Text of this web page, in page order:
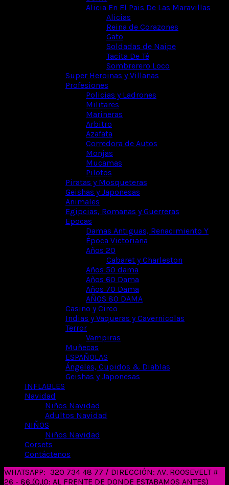
Alicia En El Pais De Las Maravillas
Alicias
Reina de Corazones
Gato
Soldadas de Naipe
Tacita De Té
Sombrerero Loco
Super Heroinas y Villanas
Profesiones
Policias y Ladrones
Militares
Marineras
Arbitro
Azafata
Corredora de Autos
Monjas
Mucamas
Pilotos
Piratas y Mosqueteras
Geishas y Japonesas
Animales
Egipcias, Romanas y Guerreras
Epocas
Damas Antiguas, Renacimiento Y
Época Victoriana
Años 20
Cabaret y Charleston
Años 50 dama
Años 60 Dama
Años 70 Dama
AÑOS 80 DAMA
Casino y Circo
Indias y Vaqueras y Cavernicolas
Terror
Vampiras
Muñecas
ESPAÑOLAS
Ángeles, Cupidos & Diablas
Geishas y Japonesas
INFLABLES
Navidad
Niños Navidad
Adultos Navidad
NIÑOS
Niños Navidad
Corsets
Contáctenos
WHATSAPP: 320 734 48 77 / DIRECCIÓN: AV. ROOSEVELT #
26 - 86 (OJO: AL FRENTE DE DONDE ESTABAMOS ANTES)